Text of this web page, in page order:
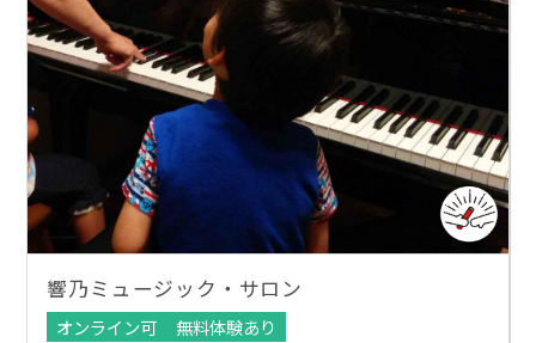
響乃ミュージック・サロン
オンライン可
無料体験あり